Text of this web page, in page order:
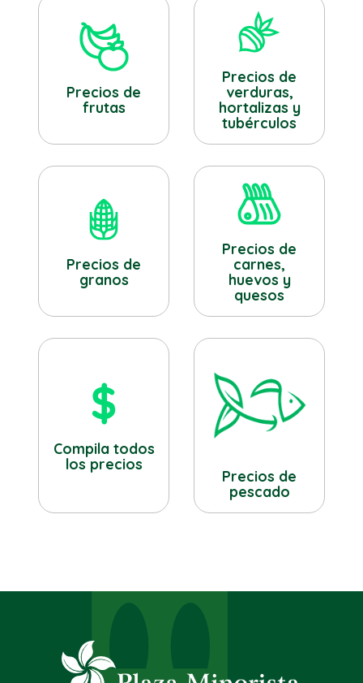
Precios de
frutas
Precios de
verduras,
hortalizas y
tubérculos
Precios de
granos
Precios de
carnes,
huevos y
quesos
Compila todos
los precios
Precios de
pescado